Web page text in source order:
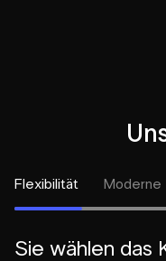
Flexibilität Moderne
Sie wählen das